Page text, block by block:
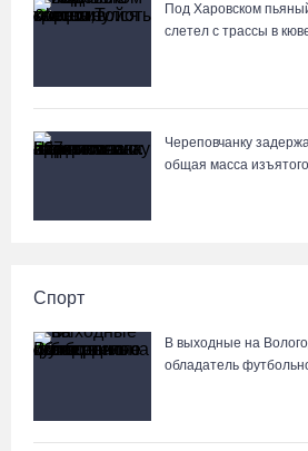
Под Харовском
слетел с трассы в
Череповчанку
общая масса
Спорт
В выходные на
обладатель